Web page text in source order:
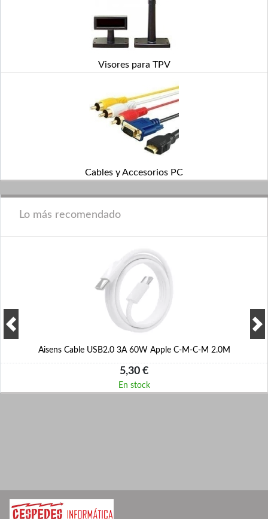
Visores para TPV
Cables y Accesorios PC
Lo más recomendado
Aisens Cable USB2.0 3A 60W Apple C-M-C-M 2.0M
5,30 €
En stock